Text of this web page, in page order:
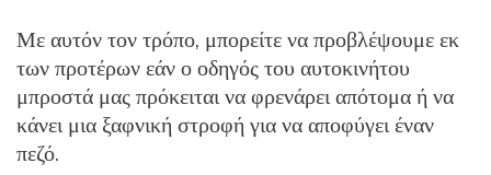
Με αυτόν τον τρόπο, μπορείτε να προβλέψουμε εκ
των προτέρων εάν ο οδηγός του αυτοκινήτου
μπροστά μας πρόκειται να φρενάρει απότομα ή να
κάνει μια ξαφνική στροφή για να αποφύγει έναν
πεζό.